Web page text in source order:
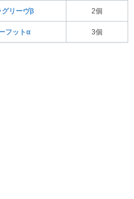
グリーヴβ 2個
フットα 3個